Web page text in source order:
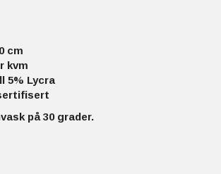
cm
kvm
5% Lycra
på 30 grader.